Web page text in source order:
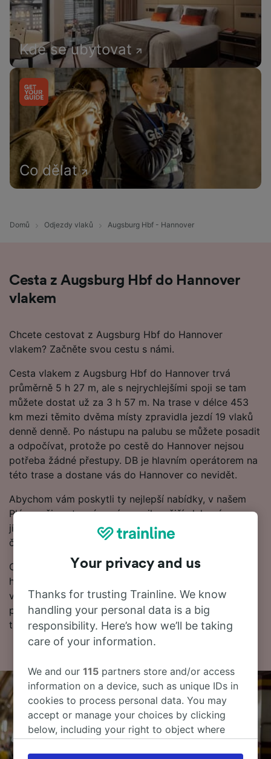
Kde se ubytovat
Co dělat
Domů Odjezdy vlaků Augsburg Hbf - Hannover
Cesta z Augsburg Hbf do Hannover
vlakem
Chcete cestovat z Augsburg Hbf do Hannover
vlakem? Začněte svou cestu s námi.
Cesta vlakem z Augsburg Hbf do Hannover trvá
průměrně 5 h 27 m, ale s nejrychlejšími spoji se tam
můžete dostat už za 3 h 57 m. Na trase v délce 453
km mezi těmito dvěma místy zpravidla jezdí 19 vlaků
denně denně. Po nástupu na palubu se můžete posadit
a odpočívat, protože po cestě do Hannover nejsou
potřeba žádné přestupy. DB je hlavním operátorem na
této trase a dostane vás do Hannover co nevidět.
Abychom vám poskytli ty nejlepší nabídky, v našem
Plánovači cest, zvýrazníme nejlevnější vlakové
jízdenky z Augsburg Hbf do Hannover. Pamatujte, že
čím dřív si rezervujete jízdenky, tím víc ušetříte.
Chcete si rezervovat vlakové jízdenky hned? Začněte
hledat u nás ještě dnes. Pokud chcete o cestě vědět
více, podívejte se na jízdní řády (včetně prvních a
posledních odjezdů vlaků), často kladené otázky a
tipy, jak rezervovat levné vlakové jízdenky.
Your privacy and us
Thanks for trusting Trainline. We know
handling your personal data is a big
responsibility. Here’s how we’ll be taking
care of your information.
We and our115 partners store and/or access
information on a device, such as unique IDs in
cookies to process personal data. You may
accept or manage your choices by clicking
below, including your right to object where